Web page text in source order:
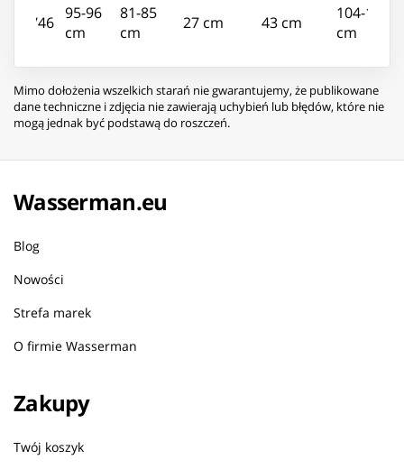
XXXL/46 95-96
cm
81-85
cm
27 cm 43 cm
104-108
cm
Mimo dołożenia wszelkich starań nie gwarantujemy, że publikowane
dane techniczne i zdjęcia nie zawierają uchybień lub błędów, które nie
mogą jednak być podstawą do roszczeń.
Wasserman.eu
Blog
Nowości
Strefa marek
O firmie Wasserman
Zakupy
Twój koszyk